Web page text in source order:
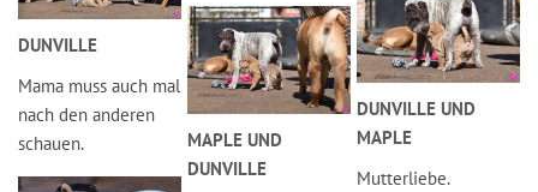
DUNVILLE
Mama muss auch mal
nach den anderen
schauen.
MAPLE UND
DUNVILLE
DUNVILLE UND
MAPLE
Mutterliebe.